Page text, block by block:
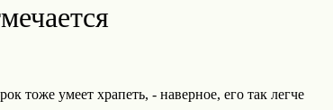
тоже умеет храпеть, - наверное, его так легче